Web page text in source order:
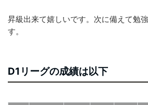
昇級出来て嬉しいです。次に備えて勉
す。
D1リーグの成績は以下